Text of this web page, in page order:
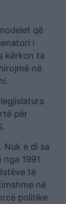
që
i
kërkon ta
në
për
Nuk e di sa
1991
të
në
politike